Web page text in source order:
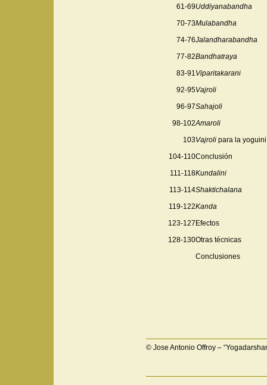
61-69
70-73
74-76
77-82
83-91
92-95
96-97
98-102
103
104-110
111-118
113-114
119-122
123-127
128-130
Uddiyanabandha
Mulabandha
Jalandharabandha
Bandhatraya
Viparitakarani
Vajroli
Sahajoli
Amaroli
Vajroli para la yoguini
Conclusión
Kundalini
Shaktichalana
Kanda
Efectos
Otras técnicas
Conclusiones
© Jose Antonio Offroy –